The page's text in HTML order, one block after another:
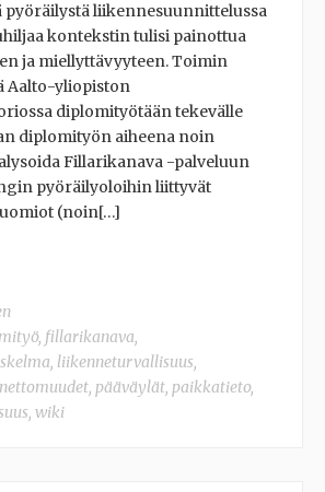
pyöräilystä liikennesuunnittelussa
kontekstin tulisi painottua
ja miellyttävyyteen. Toimin
Aalto-yliopiston
diplomityötään tekevälle
diplomityön aiheena noin
Fillarikanava -palveluun
pyöräilyoloihin liittyvät
(noin[…]
, fillarikanava,
, liikenneturvallisuus,
, pääväylät, paikkatieto,
, wiki